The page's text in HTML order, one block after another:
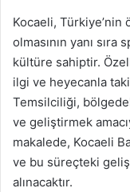
Kocaeli,
olmasının yanı
kültüre sahiptir.
ilgi ve heyecanla
Temsilciliği,
ve geliştirmek
makalede, Kocaeli
ve bu süreçteki
alınacaktır.